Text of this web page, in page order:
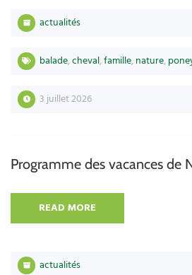
actualités
balade,cheval,famille,nature,
3 juillet 2026
Programme des vacances de
READ MORE
actualités